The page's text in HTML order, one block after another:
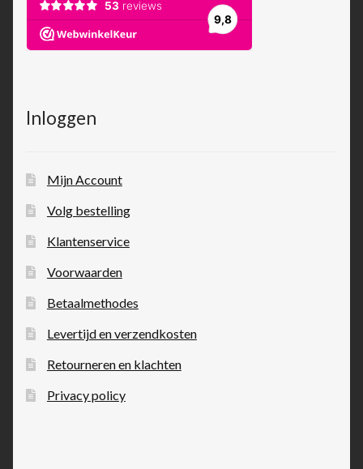
Inloggen
Mijn Account
Volg bestelling
Klantenservice
Voorwaarden
Betaalmethodes
Levertijd en verzendkosten
Retourneren en klachten
Privacy policy